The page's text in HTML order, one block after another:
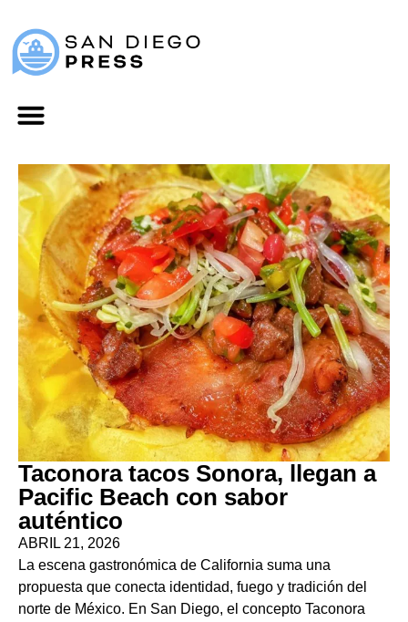
Taconora tacos Sonora, llegan a
Pacific Beach con sabor
auténtico
ABRIL 21, 2026
La escena gastronómica de California suma una
propuesta que conecta identidad, fuego y tradición del
norte de México. En San Diego, el concepto Taconora